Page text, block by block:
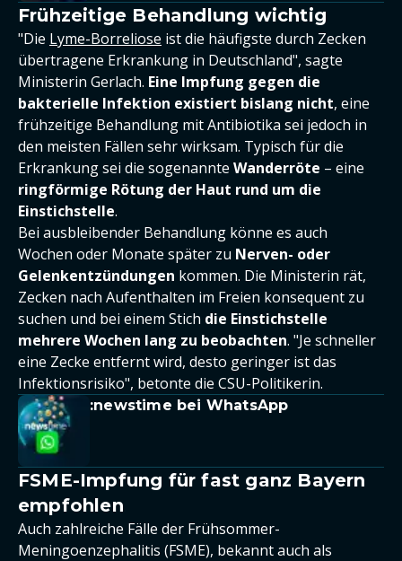
Frühzeitige Behandlung wichtig
"Die Lyme-Borreliose ist die häufigste durch Zecken
übertragene Erkrankung in Deutschland", sagte
Ministerin Gerlach. Eine Impfung gegen die
bakterielle Infektion existiert bislang nicht, eine
frühzeitige Behandlung mit Antibiotika sei jedoch in
den meisten Fällen sehr wirksam. Typisch für die
Erkrankung sei die sogenannte Wanderröte – eine
ringförmige Rötung der Haut rund um die
Einstichstelle.
Bei ausbleibender Behandlung könne es auch
Wochen oder Monate später zu Nerven- oder
Gelenkentzündungen kommen. Die Ministerin rät,
Zecken nach Aufenthalten im Freien konsequent zu
suchen und bei einem Stich die Einstichstelle
mehrere Wochen lang zu beobachten. "Je schneller
eine Zecke entfernt wird, desto geringer ist das
Infektionsrisiko", betonte die CSU-Politikerin.
:newstime bei WhatsApp
FSME-Impfung für fast ganz Bayern
empfohlen
Auch zahlreiche Fälle der Frühsommer-
Meningoenzephalitis (FSME), bekannt auch als